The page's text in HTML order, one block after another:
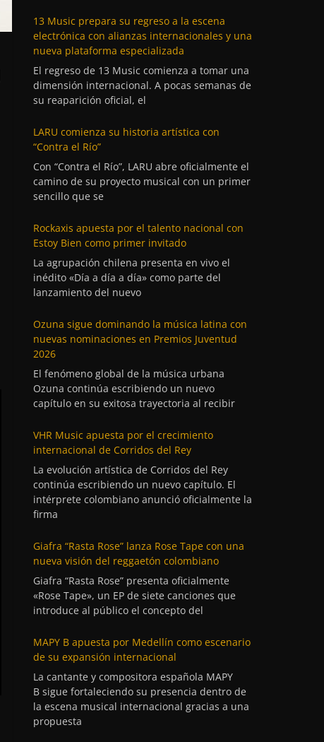
13 Music prepara su regreso a la escena
electrónica con alianzas internacionales y una
nueva plataforma especializada
El regreso de 13 Music comienza a tomar una
dimensión internacional. A pocas semanas de
su reaparición oficial, el
LARU comienza su historia artística con
“Contra el Río”
Con “Contra el Río”, LARU abre oficialmente el
camino de su proyecto musical con un primer
sencillo que se
Rockaxis apuesta por el talento nacional con
Estoy Bien como primer invitado
La agrupación chilena presenta en vivo el
inédito «Día a día a día» como parte del
lanzamiento del nuevo
Ozuna sigue dominando la música latina con
nuevas nominaciones en Premios Juventud
2026
El fenómeno global de la música urbana
Ozuna continúa escribiendo un nuevo
capítulo en su exitosa trayectoria al recibir
VHR Music apuesta por el crecimiento
internacional de Corridos del Rey
La evolución artística de Corridos del Rey
continúa escribiendo un nuevo capítulo. El
intérprete colombiano anunció oficialmente la
firma
Giafra “Rasta Rose” lanza Rose Tape con una
nueva visión del reggaetón colombiano
Giafra “Rasta Rose” presenta oficialmente
«Rose Tape», un EP de siete canciones que
introduce al público el concepto del
MAPY B apuesta por Medellín como escenario
de su expansión internacional
La cantante y compositora española MAPY
B sigue fortaleciendo su presencia dentro de
la escena musical internacional gracias a una
propuesta